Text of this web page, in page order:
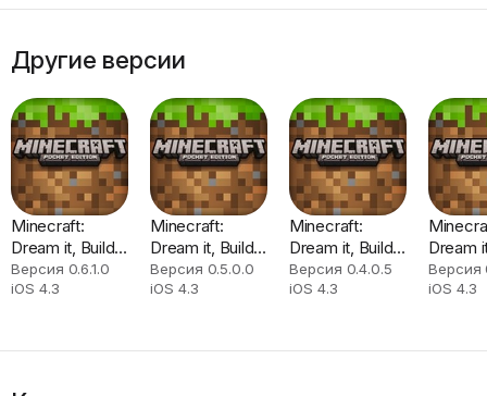
Другие версии
Minecraft:
Dream it, Build
it!
Версия 0.6.1.0
iOS 4.3
Minecraft:
Dream it, Build
it!
Версия 0.5.0.0
iOS 4.3
Minecraft:
Dream it, Build
it!
Версия 0.4.0.5
iOS 4.3
Dream
it!
Версия
iOS 4.3